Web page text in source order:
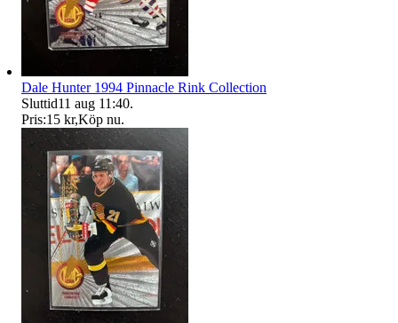
Dale Hunter 1994 Pinnacle Rink Collection
Sluttid11 aug 11:40.
Pris:15 kr,Köp nu.